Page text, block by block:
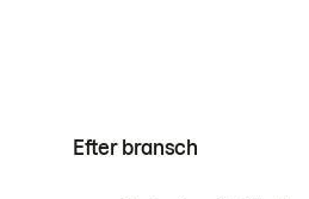
Efter bransch